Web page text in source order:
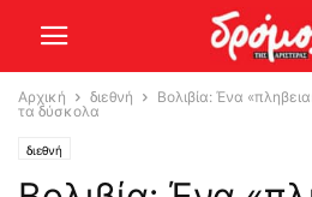
Αρχική διεθνή
Βολιβία: Ένα
τα δύσκολα
διεθνή